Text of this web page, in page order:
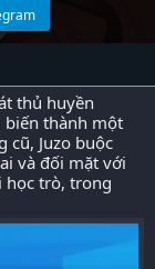
thủ huyền
biến thành một
cũ, Juzo buộc
và đối mặt với
học trò, trong